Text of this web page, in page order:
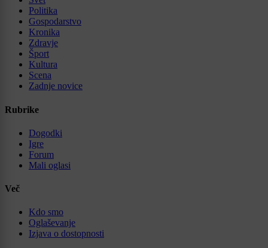
Politika
Gospodarstvo
Kronika
Zdravje
Šport
Kultura
Scena
Zadnje novice
Rubrike
Dogodki
Igre
Forum
Mali oglasi
Več
Kdo smo
Oglaševanje
Izjava o dostopnosti